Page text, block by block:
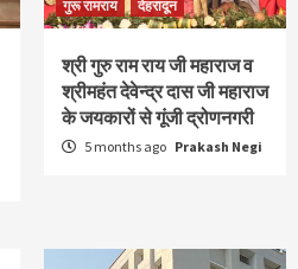
गुरू रामराय
देहरादून
श्री गुरु राम राय जी महाराज व
श्रीमहंत देवेन्द्र दास जी महाराज
के जयकारों से गूंजी द्रोणनगरी
5 months ago Prakash Negi